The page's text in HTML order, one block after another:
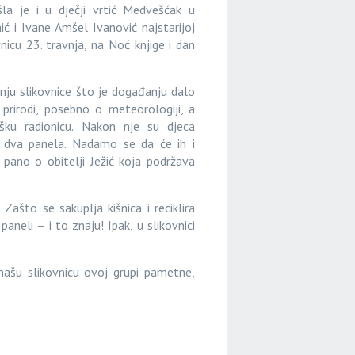
je i u dječji vrtić Medvešćak u
i Ivane Amšel Ivanović najstarijoj
23. travnja, na Noć knjige i dan
slikovnice što je događanju dalo
posebno o meteorologiji, a
radionicu. Nakon nje su djeca
panela. Nadamo se da će ih i
o obitelji Ježić koja podržava
se sakuplja kišnica i reciklira
– i to znaju! Ipak, u slikovnici
slikovnicu ovoj grupi pametne,